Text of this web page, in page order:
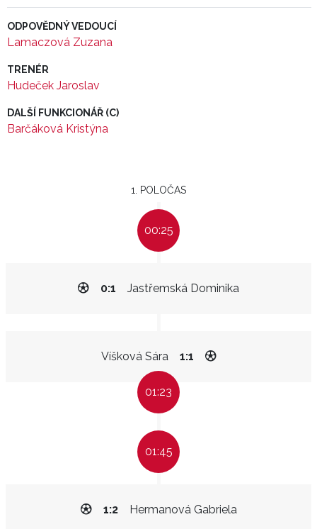
ODPOVĚDNÝ VEDOUCÍ
Lamaczová Zuzana
TRENÉR
Hudeček Jaroslav
DALŠÍ FUNKCIONÁŘ (C)
Barčáková Kristýna
1. POLOČAS
00:25
Jastřemská Dominika
0:1
Víšková Sára 1:1
01:23
01:45
Hermanová Gabriela
1:2